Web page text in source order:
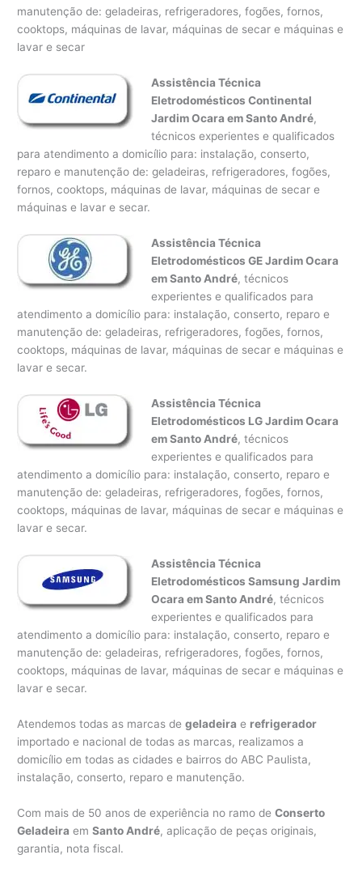
manutenção de: geladeiras, refrigeradores, fogões, fornos,
cooktops, máquinas de lavar, máquinas de secar e máquinas e
lavar e secar
Assistência Técnica
Eletrodomésticos Continental
Jardim Ocara em Santo André,
técnicos experientes e qualificados
para atendimento a domicílio para: instalação, conserto,
reparo e manutenção de: geladeiras, refrigeradores, fogões,
fornos, cooktops, máquinas de lavar, máquinas de secar e
máquinas e lavar e secar.
Assistência Técnica
Eletrodomésticos GE Jardim Ocara
em Santo André, técnicos
experientes e qualificados para
atendimento a domicílio para: instalação, conserto, reparo e
manutenção de: geladeiras, refrigeradores, fogões, fornos,
cooktops, máquinas de lavar, máquinas de secar e máquinas e
lavar e secar.
Assistência Técnica
Eletrodomésticos LG Jardim Ocara
em Santo André, técnicos
experientes e qualificados para
atendimento a domicílio para: instalação, conserto, reparo e
manutenção de: geladeiras, refrigeradores, fogões, fornos,
cooktops, máquinas de lavar, máquinas de secar e máquinas e
lavar e secar.
Assistência Técnica
Eletrodomésticos Samsung Jardim
Ocara em Santo André, técnicos
experientes e qualificados para
atendimento a domicílio para: instalação, conserto, reparo e
manutenção de: geladeiras, refrigeradores, fogões, fornos,
cooktops, máquinas de lavar, máquinas de secar e máquinas e
lavar e secar.
Atendemos todas as marcas degeladeira e refrigerador
importado e nacional de todas as marcas, realizamos a
domicílio em todas as cidades e bairros do ABC Paulista,
instalação, conserto, reparo e manutenção.
Com mais de 50 anos de experiência no ramo deConserto
Geladeira emSanto André, aplicação de peças originais,
garantia, nota fiscal.